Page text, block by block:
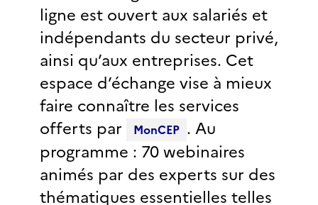
ligne est ouvert aux salariés et
indépendants du secteur privé,
ainsi qu’aux entreprises. Cet
espace d’échange vise à mieux
faire connaître les services
offerts par
MonCEP . Au
programme : 70 webinaires
animés par des experts sur des
thématiques essentielles telles